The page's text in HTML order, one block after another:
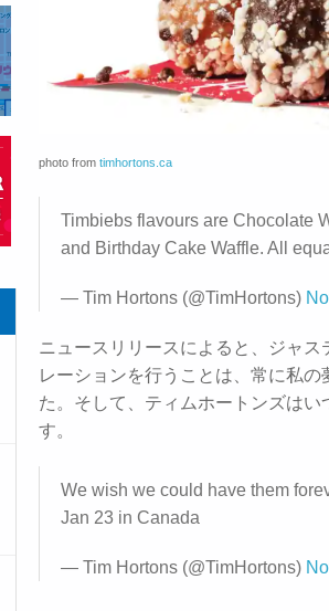
photo from timhortons.ca
Timbiebs flavours are Chocolate
and Birthday Cake Waffle. All
— Tim Hortons (@TimHortons)
ニュースリリースによると、ジャ
レーションを行うことは、常に私
た。そして、ティムホートンズは
す。
We wish we could have them
Jan 23 in Canada
— Tim Hortons (@TimHortons)